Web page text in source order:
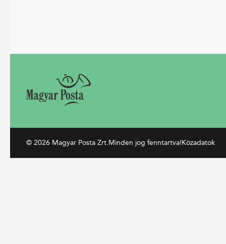
© 2026 Magyar Posta Zrt.Minden jog fenntartva!Közadatok